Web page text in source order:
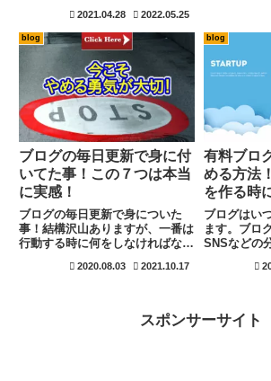
合もありますね。意外と副業は身
近にあります。ここでは副業の種
類とメリットとデメリット、さら
には一部始め方も紹介していま
す。副業に興味があるかたは一度
覗いてみてください。
2021.04.28 2022.05.25
しょうか。
えてお子様
Windowsを
のですね。
用できれば
役の機能に
ます。
blog
ブログの毎日更新で身に付
いてた事！この７つは本当
に実感！
ブログの毎日更新で身についた
事！結構沢山ありますが、一番は
行動する時に何をしなければなら
なりました。行動する時に最も大
リストややらない事リストを作る
と予想以上に進みます。
2020.08.03 2021.10.17
blog
有料ブロ
める方法
を作る時
ブログはい
ます。ブロ
SNSなどの
本的な情報
の世界で影
考えている
スポンサーサイト